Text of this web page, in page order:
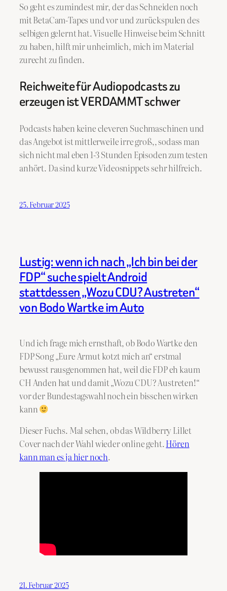
So geht es zumindest mir, der das Schneiden noch
mit BetaCam-Tapes und vor und zurückspulen des
selbigen gelernt hat. Visuelle Hinweise beim Schnitt
zu haben, hilft mir unheimlich, mich im Material
zurecht zu finden.
Reichweite für Audiopodcasts zu
erzeugen ist VERDAMMT schwer
Podcasts haben keine cleveren Suchmaschinen und
das Angebot ist mittlerweile irre groß,, sodass man
sich nicht mal eben 1-3 Stunden Episoden zum testen
anhört. Da sind kurze Videosnippets sehr hilfreich.
25. Februar 2025
Lustig: wenn ich nach „Ich bin bei der
FDP“ suche spielt Android
stattdessen „Wozu CDU? Austreten“
von Bodo Wartke im Auto
Und ich frage mich ernsthaft, ob Bodo Wartke den
FDP Song „Eure Armut kotzt mich an“ erstmal
bewusst rausgenommen hat, weil die FDP eh kaum
CH Anden hat und damit „Wozu CDU? Austreten!“
vor der Bundestagswahl noch ein bisschen wirken
kann
Dieser Fuchs. Mal sehen, ob das Wildberry Lillet
Cover nach der Wahl wieder online geht.Hören
kann man es ja hier noch.
21. Februar 2025